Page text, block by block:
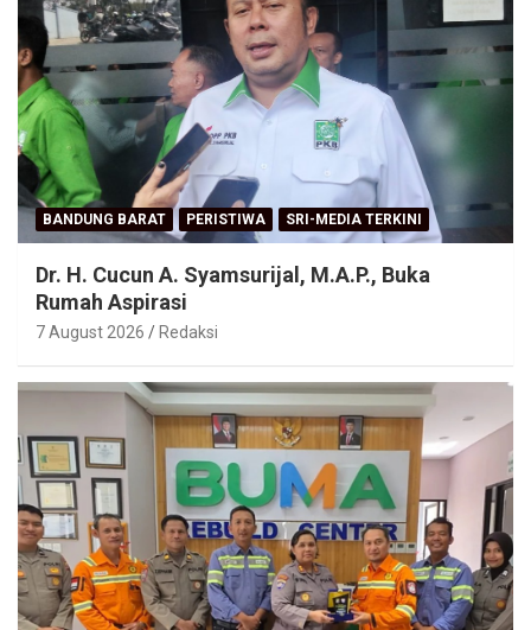
BANDUNG BARAT PERISTIWA SRI-MEDIA TERKINI
Dr. H. Cucun A. Syamsurijal, M.A.P., Buka
Rumah Aspirasi
7 August 2026 Redaksi